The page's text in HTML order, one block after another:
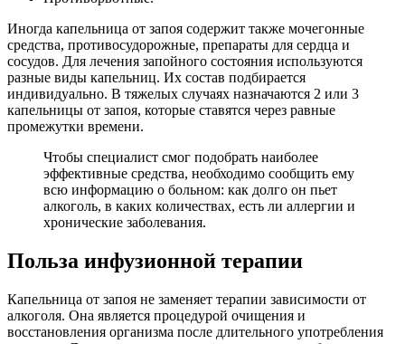
Иногда капельница от запоя содержит также мочегонные
средства, противосудорожные, препараты для сердца и
сосудов. Для лечения запойного состояния используются
разные виды капельниц. Их состав подбирается
индивидуально. В тяжелых случаях назначаются 2 или 3
капельницы от запоя, которые ставятся через равные
промежутки времени.
Чтобы специалист смог подобрать наиболее
эффективные средства, необходимо сообщить ему
всю информацию о больном: как долго он пьет
алкоголь, в каких количествах, есть ли аллергии и
хронические заболевания.
Польза инфузионной терапии
Капельница от запоя не заменяет терапии зависимости от
алкоголя. Она является процедурой очищения и
восстановления организма после длительного употребления